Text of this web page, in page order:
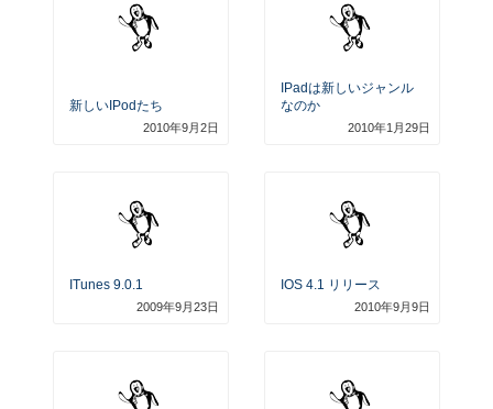
新しいiPodたち
2010年9月2日
IPadは新しいジャンル
なのか
2010年1月29日
ITunes 9.0.1
2009年9月23日
IOS 4.1 リリース
2010年9月9日